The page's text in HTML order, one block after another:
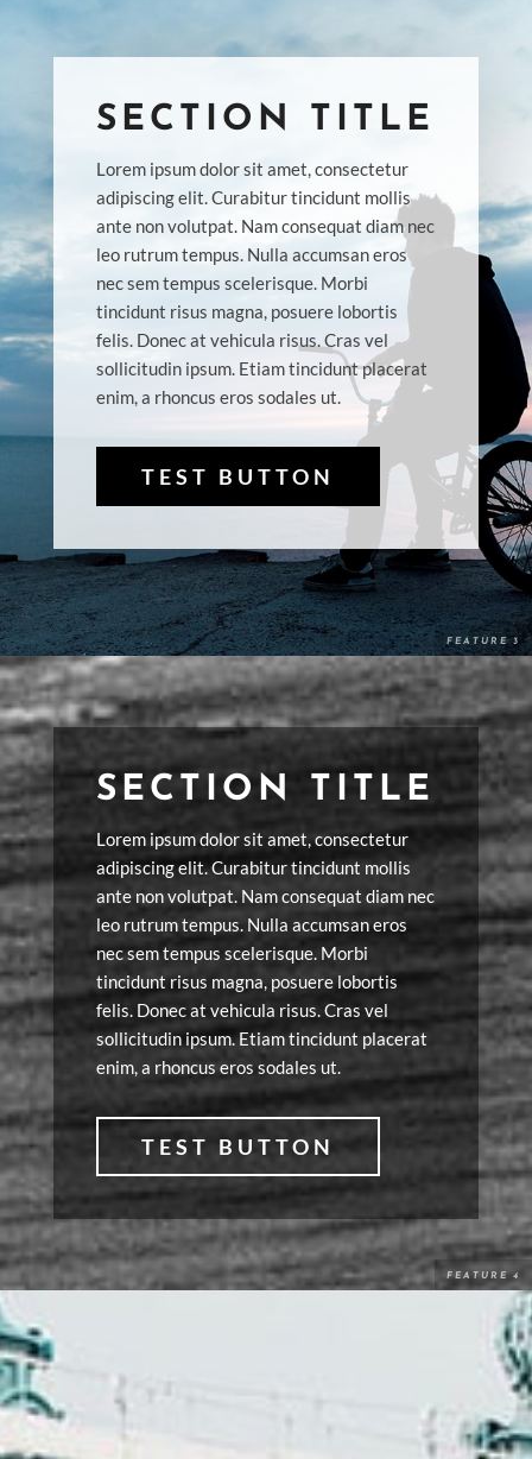
SECTION TITLE
Lorem ipsum dolor sit amet, consectetur
adipiscing elit. Curabitur tincidunt mollis
ante non volutpat. Nam consequat diam nec
leo rutrum tempus. Nulla accumsan eros
nec sem tempus scelerisque. Morbi
tincidunt risus magna, posuere lobortis
felis. Donec at vehicula risus. Cras vel
sollicitudin ipsum. Etiam tincidunt placerat
enim, a rhoncus eros sodales ut.
TEST BUTTON
SECTION TITLE
Lorem ipsum dolor sit amet, consectetur
adipiscing elit. Curabitur tincidunt mollis
ante non volutpat. Nam consequat diam nec
leo rutrum tempus. Nulla accumsan eros
nec sem tempus scelerisque. Morbi
tincidunt risus magna, posuere lobortis
felis. Donec at vehicula risus. Cras vel
sollicitudin ipsum. Etiam tincidunt placerat
enim, a rhoncus eros sodales ut.
TEST BUTTON